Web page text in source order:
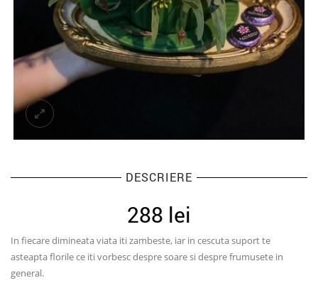
DESCRIERE
288 lei
In fiecare dimineata viata iti zambeste, iar in cescuta suport te
asteapta florile ce iti vorbesc despre soare si despre frumusete in
general.